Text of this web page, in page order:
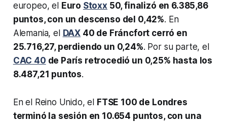
europeo, el
Euro Stoxx 50, finalizó en 6.385,86
puntos, con un descenso del 0,42%. En
Alemania, el
DAX 40 de Fráncfort cerró en
25.716,27, perdiendo un 0,24%. Por su parte, el
CAC 40 de París retrocedió un 0,25% hasta los
8.487,21 puntos.
En el Reino Unido, el
FTSE 100 de Londres
terminó la sesión en 10.654 puntos, con una